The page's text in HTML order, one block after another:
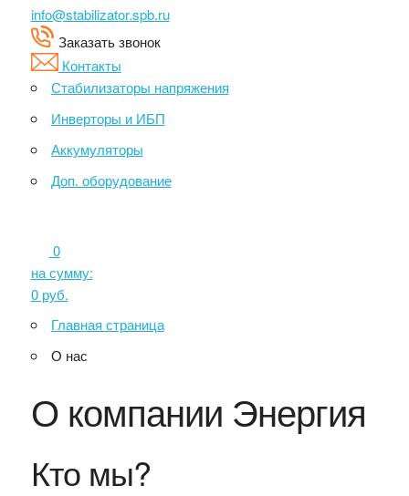
info@stabilizator.spb.ru
Заказать звонок
Контакты
Стабилизаторы напряжения
Инверторы и ИБП
Аккумуляторы
Доп. оборудование
0
на сумму:
0руб.
Главная страница
О нас
О компании Энергия
Кто мы?